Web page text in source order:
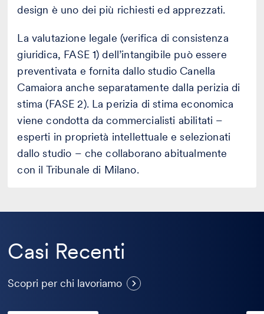
design è uno dei più richiesti ed apprezzati.
La valutazione legale (verifica di consistenza
giuridica, FASE 1) dell’intangibile può essere
preventivata e fornita dallo studio Canella
Camaiora anche separatamente dalla perizia di
stima (FASE 2). La perizia di stima economica
viene condotta da commercialisti abilitati –
esperti in proprietà intellettuale e selezionati
dallo studio – che collaborano abitualmente
con il Tribunale di Milano.
Casi Recenti
Scopri per chi lavoriamo